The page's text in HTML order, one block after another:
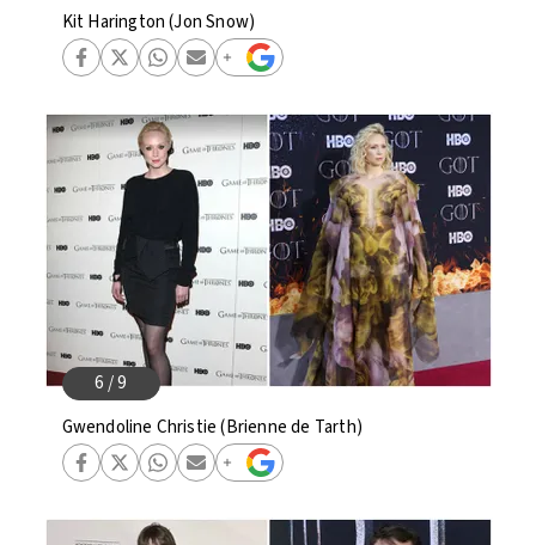
Kit Harington (Jon Snow)
Gwendoline Christie (Brienne de Tarth)